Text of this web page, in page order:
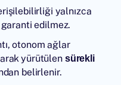
yalnızca
edilmez.
otonom ağlar
yürütülen sürekli
belirlenir.